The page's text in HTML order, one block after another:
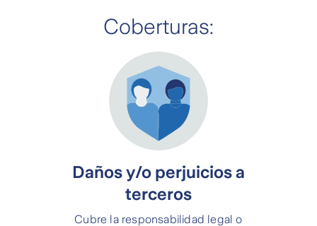
Coberturas:
Daños y/o perjuicios a
terceros
Cubre la responsabilidad legal o